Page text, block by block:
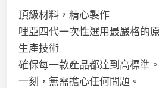
頂級材料，精心製作
哩亞四代一次性選用最嚴格的
生產技術
確保每一款產品都達到高標準
一刻，無需擔心任何問題。